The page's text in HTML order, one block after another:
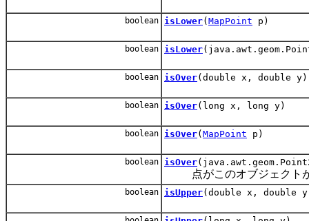
boolean isLower( MapPoint p)
boolean isLower
boolean isOver(double x, double y)
boolean isOver(long x, long y)
boolean isOver( MapPoint p)
boolean isOver
点がこのオブジェクトが
boolean isUpper(double x, double